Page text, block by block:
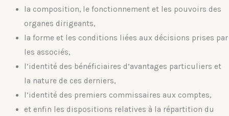
la composition, le fonctionnement et les pouvoirs des
organes dirigeants,
la forme et les conditions liées aux décisions prises par
les associés,
l’identité des bénéficiaires d’avantages particuliers et
la nature de ces derniers,
l’identité des premiers commissaires aux comptes,
et enfin les dispositions relatives à la répartition du